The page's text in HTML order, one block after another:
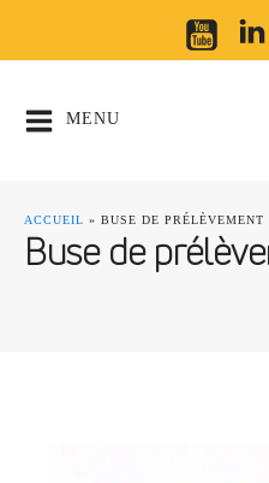
MENU
ACCUEIL » BUSE DE PRÉLÈVEMENT
Buse de